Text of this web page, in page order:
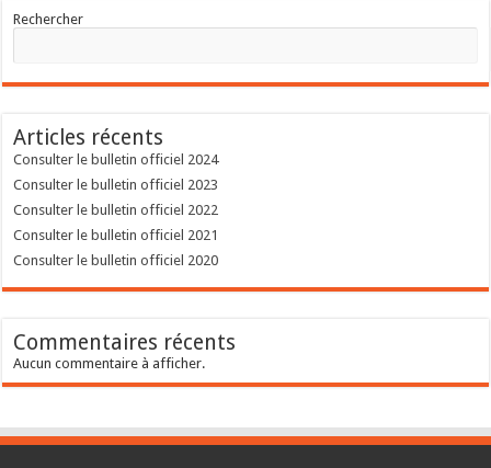
Rechercher
Articles récents
Consulter le bulletin officiel 2024
Consulter le bulletin officiel 2023
Consulter le bulletin officiel 2022
Consulter le bulletin officiel 2021
Consulter le bulletin officiel 2020
Commentaires récents
Aucun commentaire à afficher.